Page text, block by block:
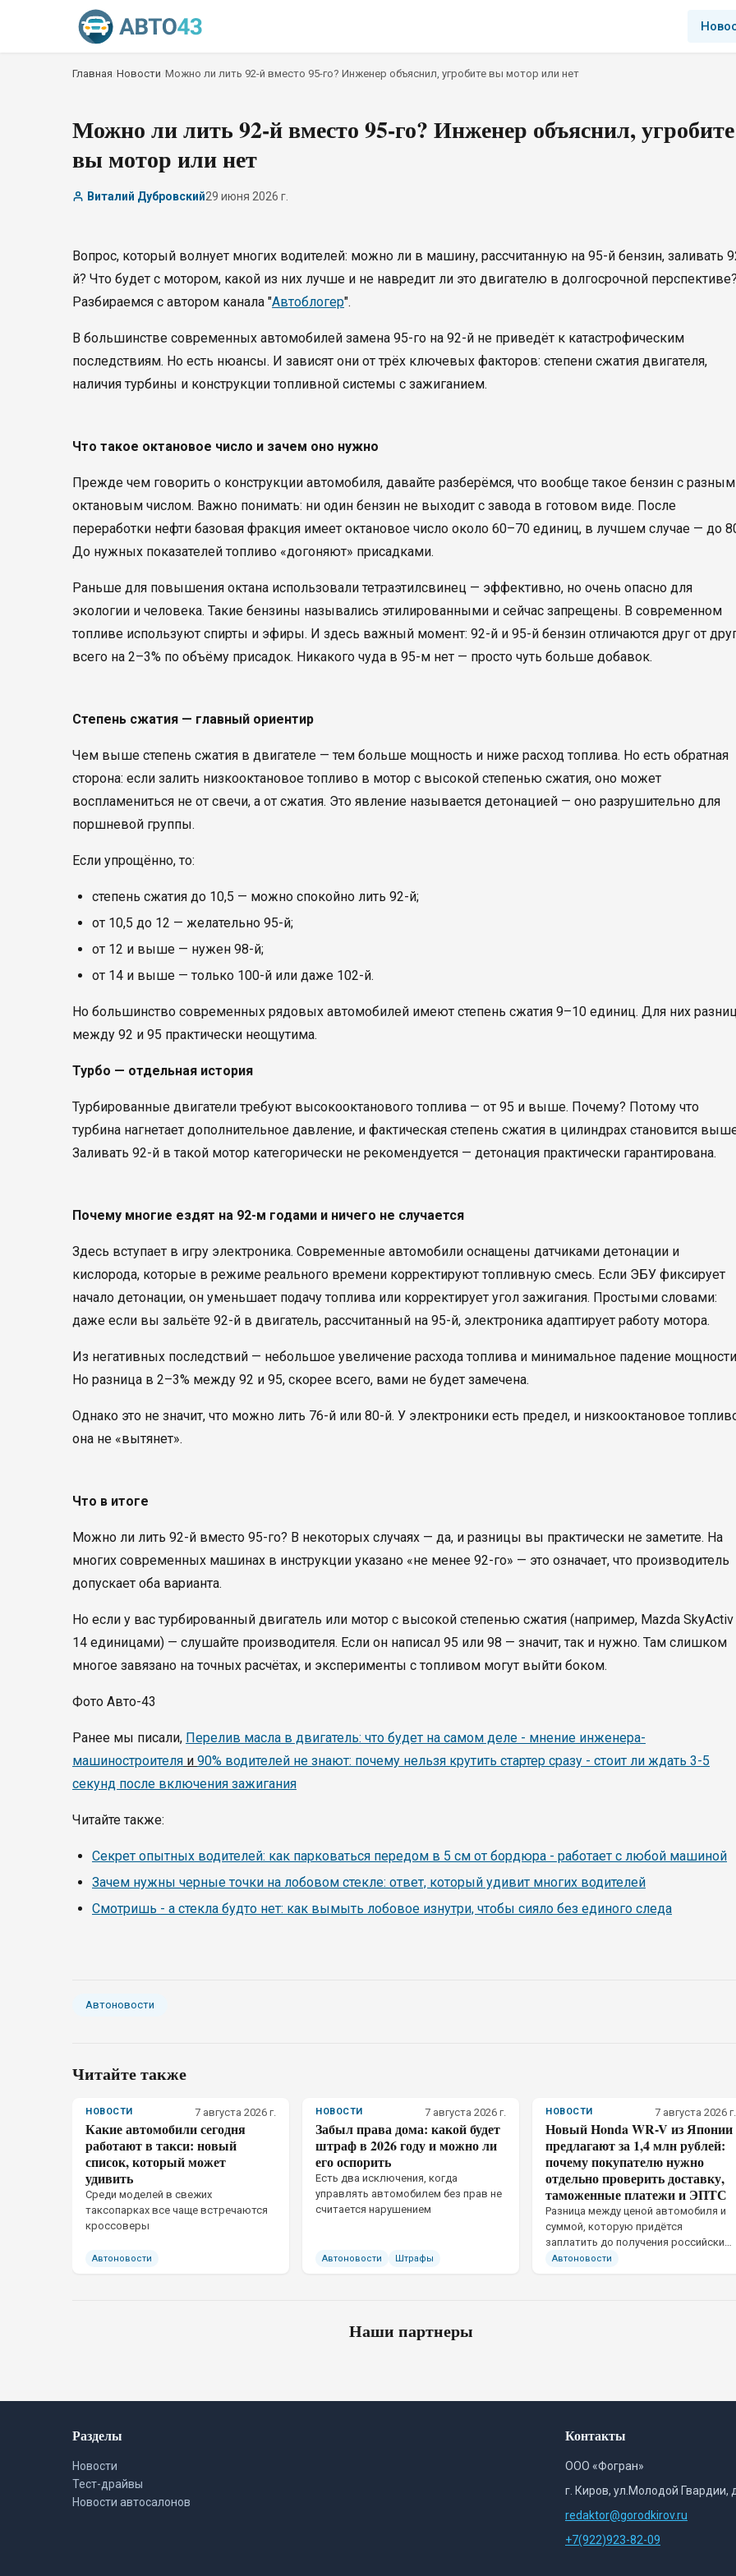
Главная Новости Можно ли лить 92-й вместо 95-го? Инженер объяснил, угробите вы мотор или нет
Можно ли лить 92-й вместо 95-го? Инженер объяснил, угробите
вы мотор или нет
Виталий Дубровский29 июня 2026 г.
Вопрос, который волнует многих водителей: можно ли в машину, рассчитанную на 95-й бензин, заливать
й? Что будет с мотором, какой из них лучше и не навредит ли это двигателю в долгосрочной
Разбираемся с автором канала "Автоблогер".
В большинстве современных автомобилей замена 95-го на 92-й не приведёт к катастрофическим
последствиям. Но есть нюансы. И зависят они от трёх ключевых факторов: степени сжатия двигателя,
наличия турбины и конструкции топливной системы с зажиганием.
Что такое октановое число и зачем оно нужно
Прежде чем говорить о конструкции автомобиля, давайте разберёмся, что вообще такое бензин с разным
октановым числом. Важно понимать: ни один бензин не выходит с завода в готовом виде. После
переработки нефти базовая фракция имеет октановое число около 60–70 единиц, в лучшем случае — до
До нужных показателей топливо «догоняют» присадками.
Раньше для повышения октана использовали тетраэтилсвинец — эффективно, но очень опасно для
экологии и человека. Такие бензины назывались этилированными и сейчас запрещены. В современном
топливе используют спирты и эфиры. И здесь важный момент: 92-й и 95-й бензин отличаются друг от
всего на 2–3% по объёму присадок. Никакого чуда в 95-м нет — просто чуть больше добавок.
Степень сжатия — главный ориентир
Чем выше степень сжатия в двигателе — тем больше мощность и ниже расход топлива. Но есть обратная
сторона: если залить низкооктановое топливо в мотор с высокой степенью сжатия, оно может
воспламениться не от свечи, а от сжатия. Это явление называется детонацией — оно разрушительно для
поршневой группы.
Если упрощённо, то:
степень сжатия до 10,5 — можно спокойно лить 92-й;
от 10,5 до 12 — желательно 95-й;
от 12 и выше — нужен 98-й;
от 14 и выше — только 100-й или даже 102-й.
Но большинство современных рядовых автомобилей имеют степень сжатия 9–10 единиц. Для них
между 92 и 95 практически неощутима.
Турбо — отдельная история
Турбированные двигатели требуют высокооктанового топлива — от 95 и выше. Почему? Потому что
турбина нагнетает дополнительное давление, и фактическая степень сжатия в цилиндрах становится
Заливать 92-й в такой мотор категорически не рекомендуется — детонация практически гарантирована.
Почему многие ездят на 92-м годами и ничего не случается
Здесь вступает в игру электроника. Современные автомобили оснащены датчиками детонации и
кислорода, которые в режиме реального времени корректируют топливную смесь. Если ЭБУ фиксирует
начало детонации, он уменьшает подачу топлива или корректирует угол зажигания. Простыми словами:
даже если вы зальёте 92-й в двигатель, рассчитанный на 95-й, электроника адаптирует работу мотора.
Из негативных последствий — небольшое увеличение расхода топлива и минимальное падение
Но разница в 2–3% между 92 и 95, скорее всего, вами не будет замечена.
Однако это не значит, что можно лить 76-й или 80-й. У электроники есть предел, и низкооктановое
она не «вытянет».
Что в итоге
Можно ли лить 92-й вместо 95-го? В некоторых случаях — да, и разницы вы практически не заметите. На
многих современных машинах в инструкции указано «не менее 92-го» — это означает, что производитель
допускает оба варианта.
Но если у вас турбированный двигатель или мотор с высокой степенью сжатия (например, Mazda SkyActiv
14 единицами) — слушайте производителя. Если он написал 95 или 98 — значит, так и нужно. Там слишком
многое завязано на точных расчётах, и эксперименты с топливом могут выйти боком.
Фото Авто-43
Ранее мы писали, Перелив масла в двигатель: что будет на самом деле - мнение инженера-
машиностроителя и 90% водителей не знают: почему нельзя крутить стартер сразу - стоит ли ждать 3-5
секунд после включения зажигания
Читайте также:
Секрет опытных водителей: как парковаться передом в 5 см от бордюра - работает с любой машиной
Зачем нужны черные точки на лобовом стекле: ответ, который удивит многих водителей
Смотришь - а стекла будто нет: как вымыть лобовое изнутри, чтобы сияло без единого следа
Автоновости
Читайте также
НОВОСТИ 7 августа 2026 г.
Какие автомобили сегодня
работают в такси: новый
список, который может
удивить
Среди моделей в свежих
таксопарках все чаще встречаются
кроссоверы
Автоновости
НОВОСТИ 7 августа 2026 г.
Забыл права дома: какой будет
штраф в 2026 году и можно ли
его оспорить
Есть два исключения, когда
управлять автомобилем без прав не
считается нарушением
Автоновости Штрафы
НОВОСТИ 7 августа 2026 г.
Новый Honda WR-V из Японии
предлагают за 1,4 млн рублей:
почему покупателю нужно
отдельно проверить доставку,
таможенные платежи и ЭПТС
Разница между ценой автомобиля и
суммой, которую придётся
заплатить до получения российских
номеров, иногда достигает
Автоновости
Наши партнеры
Разделы
Новости
Тест-драйвы
Новости автосалонов
Контакты
ООО «Фогран»
г. Киров, ул.Молодой Гвардии,
redaktor@gorodkirov.ru
+7(922)923-82-09